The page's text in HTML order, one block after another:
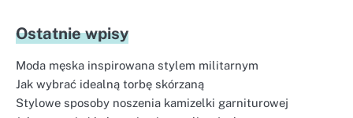
Ostatnie wpisy
Moda męska inspirowana stylem militarnym
Jak wybrać idealną torbę skórzaną
Stylowe sposoby noszenia kamizelki garniturowej